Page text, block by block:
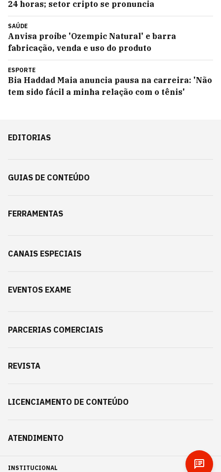
24 horas; setor cripto se pronuncia
SAÚDE
Anvisa proíbe 'Ozempic Natural' e barra
fabricação, venda e uso do produto
ESPORTE
Bia Haddad Maia anuncia pausa na carreira: 'Não
tem sido fácil a minha relação com o tênis'
EDITORIAS
GUIAS DE CONTEÚDO
FERRAMENTAS
CANAIS ESPECIAIS
EVENTOS EXAME
PARCERIAS COMERCIAIS
REVISTA
LICENCIAMENTO DE CONTEÚDO
ATENDIMENTO
INSTITUCIONAL